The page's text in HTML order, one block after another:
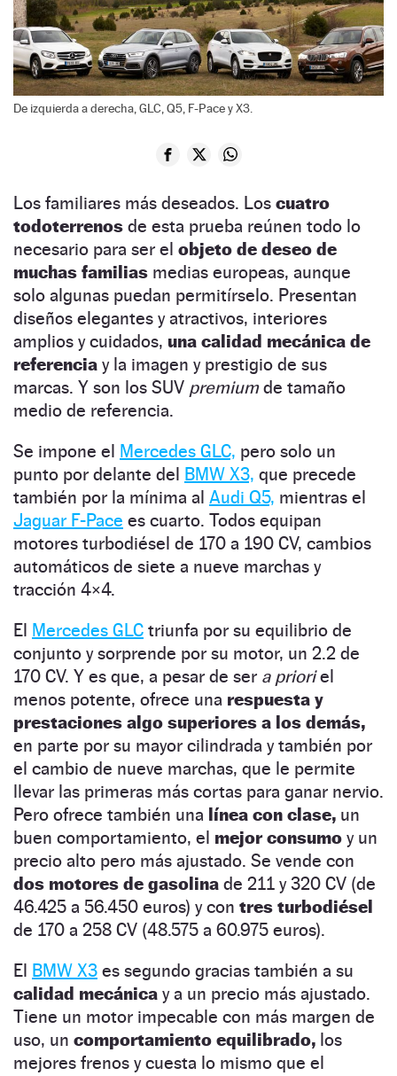
De izquierda a derecha, GLC, Q5, F-Pace y X3.
Los familiares más deseados. Los cuatro
todoterrenos de esta prueba reúnen todo lo
necesario para ser el objeto de deseo de
muchas familias medias europeas, aunque
solo algunas puedan permitírselo. Presentan
diseños elegantes y atractivos, interiores
amplios y cuidados, una calidad mecánica de
referencia y la imagen y prestigio de sus
marcas. Y son los SUV premiumde tamaño
medio de referencia.
Se impone el Mercedes GLC, pero solo un
punto por delante del BMW X3, que precede
también por la mínima al Audi Q5, mientras el
Jaguar F-Pace es cuarto. Todos equipan
motores turbodiésel de 170 a 190 CV, cambios
automáticos de siete a nueve marchas y
tracción 4×4.
El Mercedes GLC triunfa por su equilibrio de
conjunto y sorprende por su motor, un 2.2 de
170 CV. Y es que, a pesar de ser a prioriel
menos potente, ofrece una respuesta y
prestaciones algo superiores a los demás,
en parte por su mayor cilindrada y también por
el cambio de nueve marchas, que le permite
llevar las primeras más cortas para ganar nervio.
Pero ofrece también una línea con clase, un
buen comportamiento, el mejor consumo y un
precio alto pero más ajustado. Se vende con
dos motores de gasolina de 211 y 320 CV (de
46.425 a 56.450 euros) y con tres turbodiésel
de 170 a 258 CV (48.575 a 60.975 euros).
El BMW X3 es segundo gracias también a su
calidad mecánica y a un precio más ajustado.
Tiene un motor impecable con más margen de
uso, un comportamiento equilibrado, los
mejores frenos y cuesta lo mismo que el